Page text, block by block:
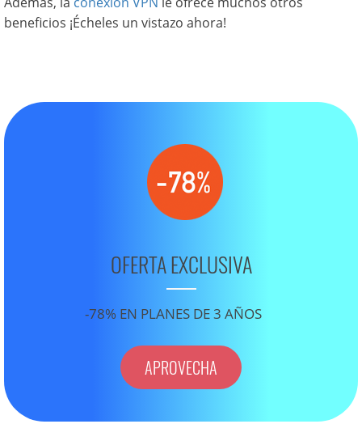
beneficios ¡Écheles un vistazo ahora!
OFERTA EXCLUSIVA
-78% EN PLANES DE 3 AÑOS
APROVECHA